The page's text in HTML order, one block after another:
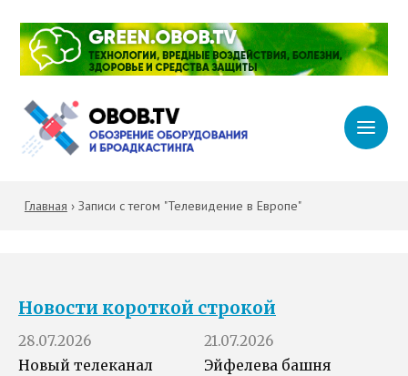
Главная › Записи с тегом "Телевидение в Европе"
Новости короткой строкой
28.07.2026
Новый телеканал
21.07.2026
Эйфелева башня